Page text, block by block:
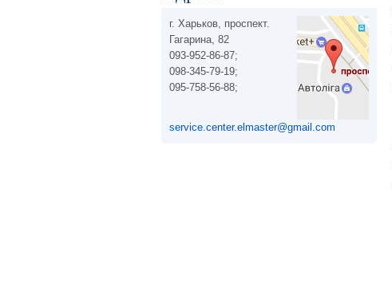
г. Харьков, проспект.
Гагарина, 82
093-952-86-87;
098-345-79-19;
095-758-56-88;
service.center.elmaster@gmail.com